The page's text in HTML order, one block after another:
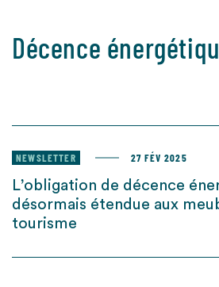
Décence
NEWSLETTER 27 FÉV 2025
L’obligation de décence
désormais étendue aux
tourisme